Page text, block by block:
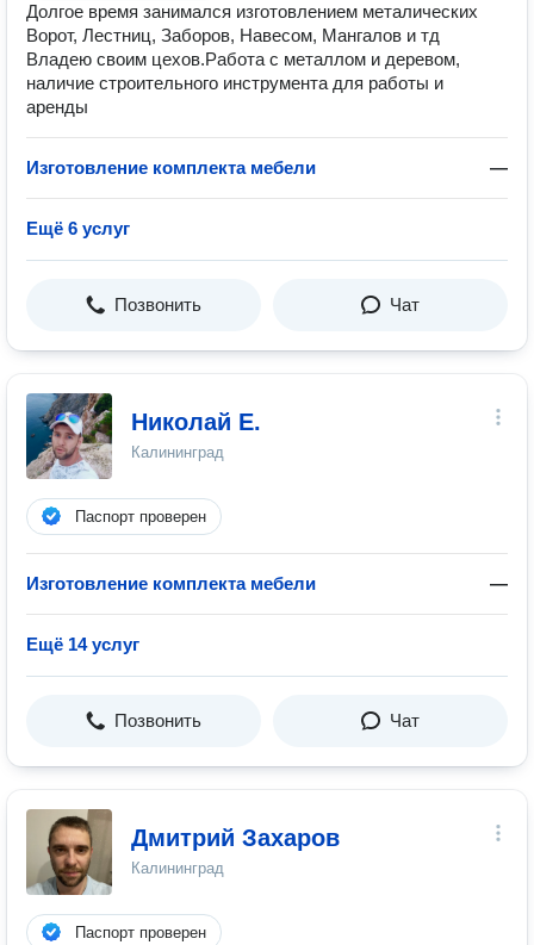
Долгое время занимался изготовлением металических
Ворот, Лестниц, Заборов, Навесом, Мангалов и тд
Владею своим цехов.Работа с металлом и деревом,
наличие строительного инструмента для работы и
аренды
Изготовление комплекта мебели —
Ещё 6 услуг
Позвонить Чат
Николай Е.
Калининград
Паспорт проверен
Изготовление комплекта мебели —
Ещё 14 услуг
Позвонить Чат
Дмитрий Захаров
Калининград
Паспорт проверен